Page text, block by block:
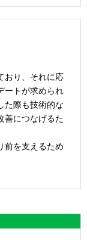
おり、それに応
ートが求められ
た際も技術的な
善につなげるた
前を支えるため